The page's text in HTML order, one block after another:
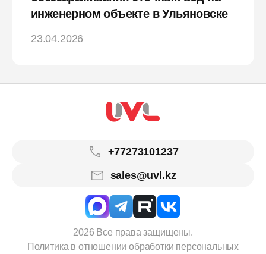
инженерном объекте в Ульяновске
23.04.2026
+77273101237
sales@uvl.kz
2026 Все права защищены.
Политика в отношении обработки персональных